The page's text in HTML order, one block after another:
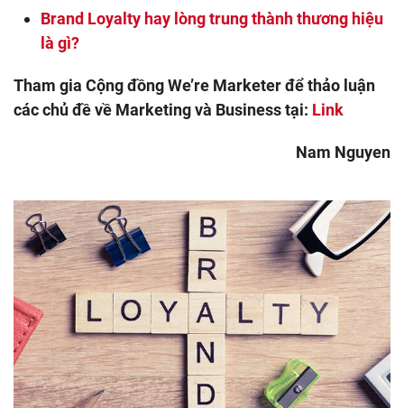
Brand Loyalty hay lòng trung thành thương hiệu
là gì?
Tham gia Cộng đồng We’re Marketer để thảo luận
các chủ đề về Marketing và Business tại: Link
Nam Nguyen